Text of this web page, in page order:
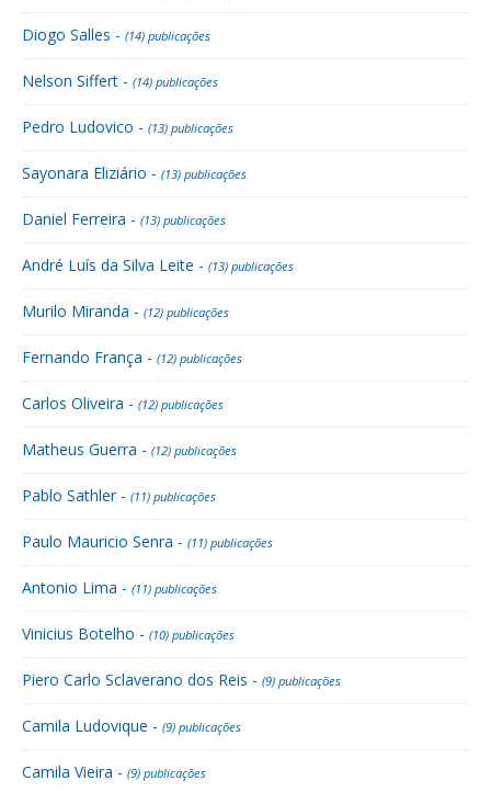
Diogo Salles - (14) publicações
Nelson Siffert - (14) publicações
Pedro Ludovico - (13) publicações
Sayonara Eliziário - (13) publicações
Daniel Ferreira - (13) publicações
André Luís da Silva Leite - (13) publicações
Murilo Miranda - (12) publicações
Fernando França - (12) publicações
Carlos Oliveira - (12) publicações
Matheus Guerra - (12) publicações
Pablo Sathler - (11) publicações
Paulo Mauricio Senra - (11) publicações
Antonio Lima - (11) publicações
Vinicius Botelho - (10) publicações
Piero Carlo Sclaverano dos Reis - (9) publicações
Camila Ludovique - (9) publicações
Camila Vieira - (9) publicações